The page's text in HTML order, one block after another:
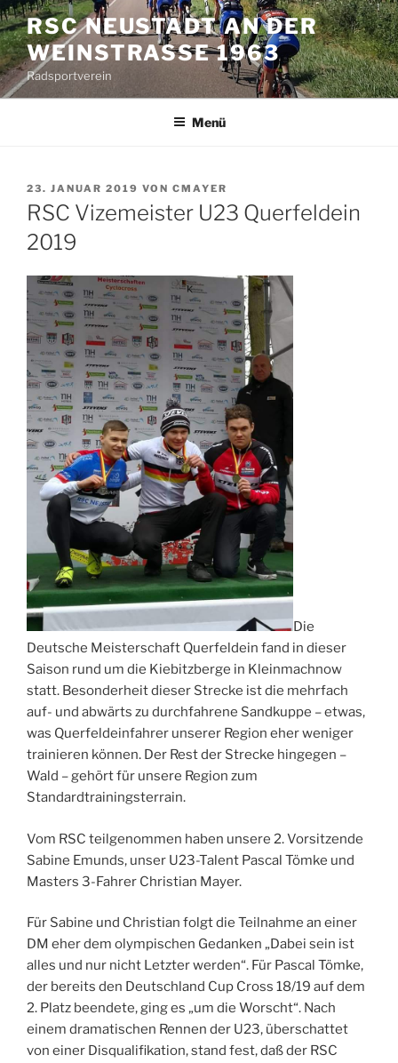
Zum
Inhalt
springen
RSC NEUSTADT AN DER
WEINSTRASSE 1963
Radsportverein
Menü
VERÖFFENTLICHT
AM
23. JANUAR 2019 VON CMAYER
RSC Vizemeister U23 Querfeldein
2019
Die
Deutsche Meisterschaft Querfeldein fand in dieser
Saison rund um die Kiebitzberge in Kleinmachnow
statt. Besonderheit dieser Strecke istdie mehrfach
auf- und abwärts zu durchfahrene Sandkuppe – etwas,
was Querfeldeinfahrer unserer Region eher weniger
trainieren können. Der Rest der Strecke hingegen –
Wald – gehört für unsere Region zum
Standardtrainingsterrain.
Vom RSC teilgenommen haben unsere 2. Vorsitzende
Sabine Emunds, unser U23-Talent Pascal Tömke und
Masters 3-Fahrer Christian Mayer.
Für Sabine und Christian folgt die Teilnahme an einer
DM eher dem olympischen Gedanken „Dabei sein ist
alles und nur nicht Letzter werden“. Für Pascal Tömke,
der bereits den Deutschland Cup Cross 18/19 auf dem
2. Platz beendete, ging es „um die Worscht“. Nach
einem dramatischen Rennen der U23, überschattet
von einer Disqualifikation, stand fest, daß der RSC